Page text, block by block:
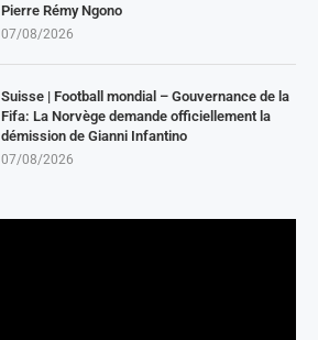
Pierre Rémy Ngono
07/08/2026
Suisse | Football mondial – Gouvernance de la
Fifa: La Norvège demande officiellement la
démission de Gianni Infantino
07/08/2026